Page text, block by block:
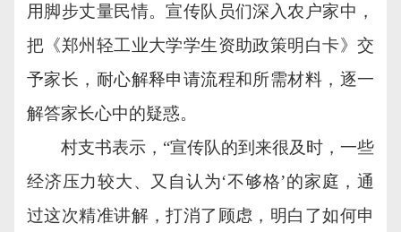
用脚步丈量民情。宣传队员们深入农户家中，
把《郑州轻工业大学学生资助政策明白卡》交
予家长，耐心解释申请流程和所需材料，逐一
解答家长心中的疑惑。
村支书表示， “宣传队的到来很及时，一些
经济压力较大、又自认为‘不够格’的家庭，通
过这次精准讲解，打消了顾虑，明白了如何申